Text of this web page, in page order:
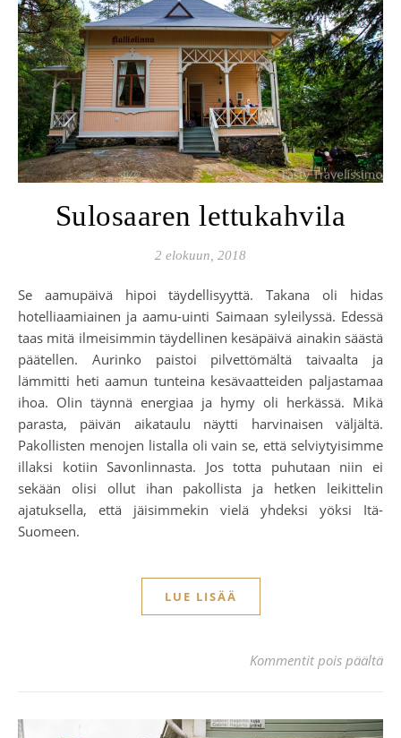
Sulosaaren lettukahvila
2 elokuun, 2018
Se aamupäivä hipoi täydellisyyttä. Takana oli hidas
hotelliaamiainen ja aamu-uinti Saimaan syleilyssä. Edessä
taas mitä ilmeisimmin täydellinen kesäpäivä ainakin säästä
päätellen. Aurinko paistoi pilvettömältä taivaalta ja
lämmitti heti aamun tunteina kesävaatteiden paljastamaa
ihoa. Olin täynnä energiaa ja hymy oli herkässä. Mikä
parasta, päivän aikataulu näytti harvinaisen väljältä.
Pakollisten menojen listalla oli vain se, että selviytyisimme
illaksi kotiin Savonlinnasta. Jos totta puhutaan niin ei
sekään olisi ollut ihan pakollista ja hetken leikittelin
ajatuksella, että jäisimmekin vielä yhdeksi yöksi Itä-
Suomeen.
LUE LISÄÄ
Kommentit pois päältä